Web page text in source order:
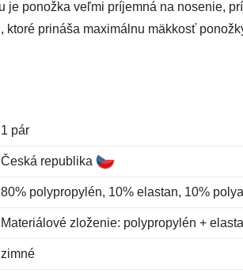
ponožka veľmi príjemná na nosenie,
prináša maximálnu mäkkosť
1 pár
Česká republika
80% polypropylén, 10% elastan, 10%
Materiálové zloženie: polypropylén +
zimné